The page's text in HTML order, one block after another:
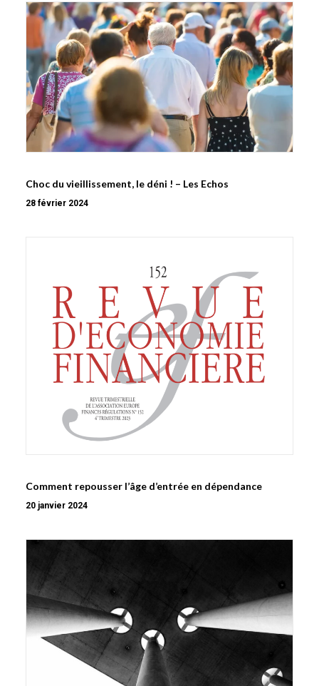
Choc du vieillissement, le déni ! – Les Echos
28 février 2024
Comment repousser l’âge d’entrée en dépendance
20 janvier 2024